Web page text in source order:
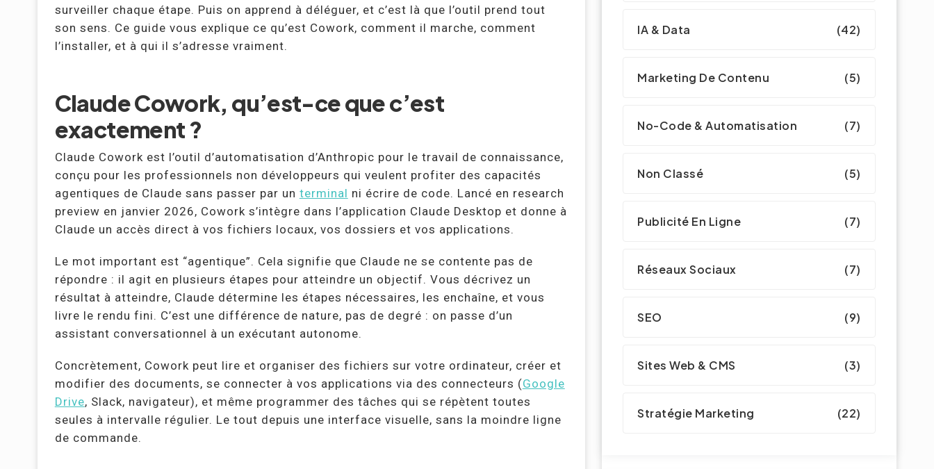
surveiller chaque étape. Puis on apprend à déléguer, et c’est là que l’outil prend tout
son sens. Ce guide vous explique ce qu’est Cowork, comment il marche, comment
l’installer, et à qui il s’adresse vraiment.
Claude Cowork, qu’est-ce que c’est
exactement ?
Claude Cowork est l’outil d’automatisation d’Anthropic pour le travail de connaissance,
conçu pour les professionnels non développeurs qui veulent profiter des capacités
agentiques de Claude sans passer par un terminal ni écrire de code. Lancé en research
preview en janvier 2026, Cowork s’intègre dans l’application Claude Desktop et donne à
Claude un accès direct à vos fichiers locaux, vos dossiers et vos applications.
Le mot important est “agentique”. Cela signifie que Claude ne se contente pas de
répondre : il agit en plusieurs étapes pour atteindre un objectif. Vous décrivez un
résultat à atteindre, Claude détermine les étapes nécessaires, les enchaîne, et vous
livre le rendu fini. C’est une différence de nature, pas de degré : on passe d’un
assistant conversationnel à un exécutant autonome.
Concrètement, Cowork peut lire et organiser des fichiers sur votre ordinateur, créer et
modifier des documents, se connecter à vos applications via des connecteurs (Google
Drive, Slack, navigateur), et même programmer des tâches qui se répètent toutes
seules à intervalle régulier. Le tout depuis une interface visuelle, sans la moindre ligne
de commande.
IA & Data (42)
Marketing De Contenu (5)
No-Code & Automatisation (7)
Non Classé (5)
Publicité En Ligne (7)
Réseaux Sociaux (7)
SEO (9)
Sites Web & CMS (3)
Stratégie Marketing (22)